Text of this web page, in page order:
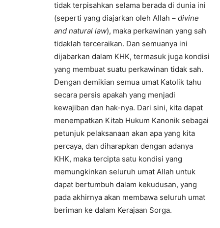
tidak terpisahkan selama berada di dunia ini
(seperti yang diajarkan oleh Allah – divine
and natural law), maka perkawinan yang sah
tidaklah terceraikan. Dan semuanya ini
dijabarkan dalam KHK, termasuk juga kondisi
yang membuat suatu perkawinan tidak sah.
Dengan demikian semua umat Katolik tahu
secara persis apakah yang menjadi
kewajiban dan hak-nya. Dari sini, kita dapat
menempatkan Kitab Hukum Kanonik sebagai
petunjuk pelaksanaan akan apa yang kita
percaya, dan diharapkan dengan adanya
KHK, maka tercipta satu kondisi yang
memungkinkan seluruh umat Allah untuk
dapat bertumbuh dalam kekudusan, yang
pada akhirnya akan membawa seluruh umat
beriman ke dalam Kerajaan Sorga.